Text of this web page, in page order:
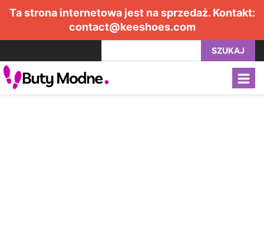
Ta strona internetowa jest na sprzedaż. Kontakt:
contact@keeshoes.com
SZUKAJ